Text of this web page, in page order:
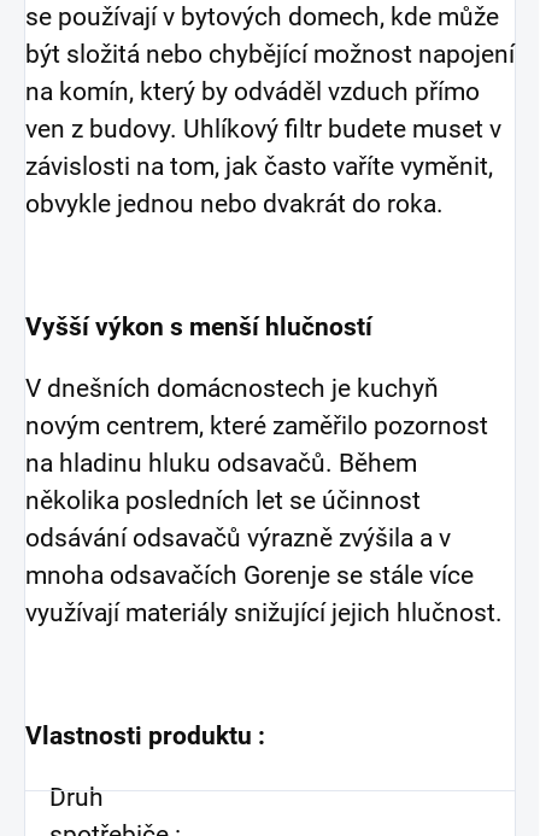
se používají v bytových domech, kde může
být složitá nebo chybějící možnost napojení
na komín, který by odváděl vzduch přímo
ven z budovy. Uhlíkový filtr budete muset v
závislosti na tom, jak často vaříte vyměnit,
obvykle jednou nebo dvakrát do roka.
Vyšší výkon s menší hlučností
V dnešních domácnostech je kuchyň
novým centrem, které zaměřilo pozornost
na hladinu hluku odsavačů. Během
několika posledních let se účinnost
odsávání odsavačů výrazně zvýšila a v
mnoha odsavačích Gorenje se stále více
využívají materiály snižující jejich hlučnost.
Vlastnosti produktu :
Druh